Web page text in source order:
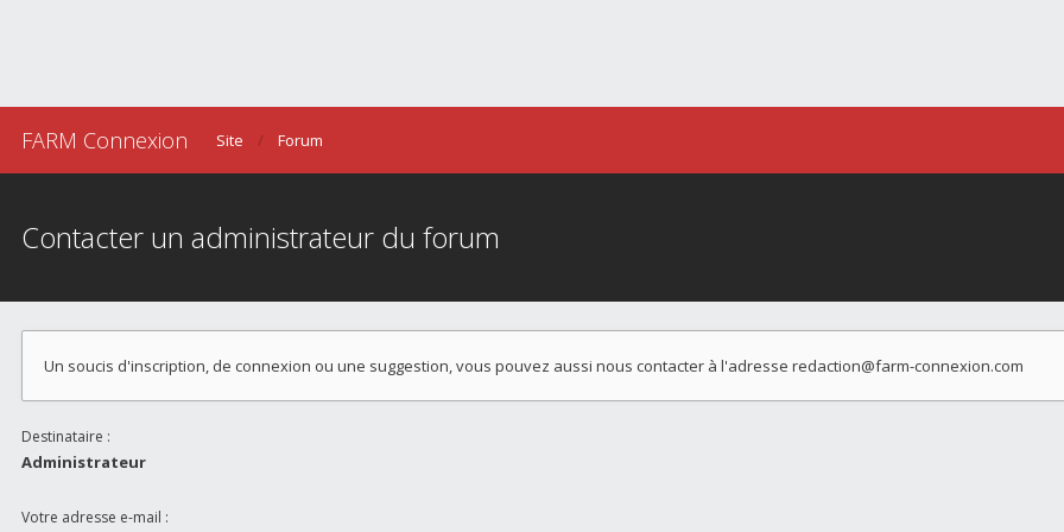
FARM Connexion Site Forum
Contacter un administrateur du forum
Un soucis d'inscription, de connexion ou une suggestion, vous pouvez aussi nous contacter à l'adresse redaction@farm-connexion.com
Destinataire :
Administrateur
Votre adresse e-mail :